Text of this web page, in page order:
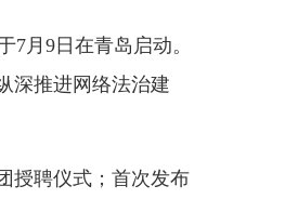
月9日在青岛启动。
深推进网络法治建
聘仪式；首次发布